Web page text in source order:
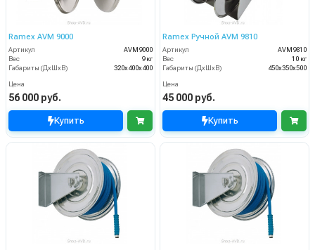
Ramex AVM 9000
Артикул
AVM9000
Вес
9 кг
Габариты (ДхШхВ)
320x400x400
Цена
56 000 руб.
Купить
Ramex Ручной AVM 9810
Артикул
AVM9810
Вес
10 кг
Габариты (ДхШхВ)
450x350x500
Цена
45 000 руб.
Купить